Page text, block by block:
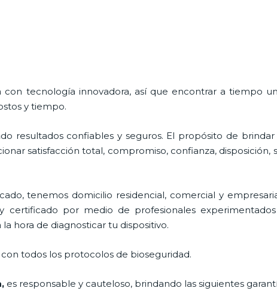
tecnología innovadora, así que encontrar a tiempo
y tiempo.
resultados confiables y seguros. El propósito de
satisfacción total, compromiso, confianza, disposición,
tenemos domicilio residencial, comercial y
certificado por medio de profesionales
hora de diagnosticar tu dispositivo.
todos los protocolos de bioseguridad.
es responsable y cauteloso, brindando las siguientes